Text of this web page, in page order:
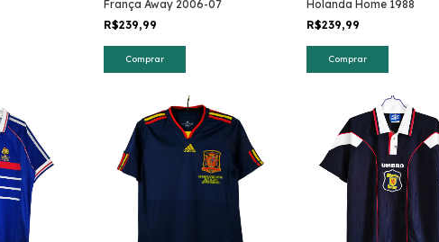
França Away 2006-07
R$239,99
Comprar
Holanda Home 1988
R$239,99
Comprar